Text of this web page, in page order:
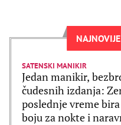
NAJNOVIJE
SATENSKI MANIKIR
Jedan manikir,
čudesnih izdanja:
poslednje vreme
boju za nokte i